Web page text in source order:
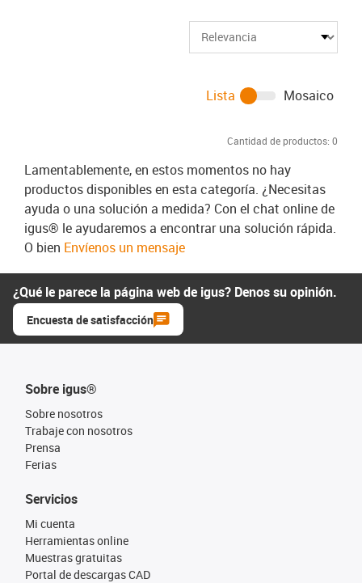
Cantidad de productos: 0
Lista Mosaico
Lamentablemente, en estos momentos no hay
productos disponibles en esta categoría. ¿Necesitas
ayuda o una solución a medida? Con el chat online de
igus® le ayudaremos a encontrar una solución rápida.
O bien Envíenos un mensaje
¿Qué le parece la página web de igus? Denos su opinión.
Encuesta de satisfacción
Sobre igus®
Sobre nosotros
Trabaje con nosotros
Prensa
Ferias
Servicios
Mi cuenta
Herramientas online
Muestras gratuitas
Portal de descargas CAD